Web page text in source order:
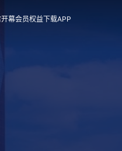
幕会员权益下载APP